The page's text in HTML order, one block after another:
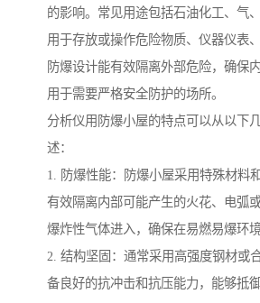
的影响。常见用途包括石油化工、气
用于存放或操作危险物质、仪器仪表
防爆设计能有效隔离外部危险，确保
用于需要严格安全防护的场所。
分析仪用防爆小屋的特点可以从以下
述：
1. 防爆性能：防爆小屋采用特殊材料
有效隔离内部可能产生的火花、电弧
爆炸性气体进入，确保在易燃易爆环
2. 结构坚固：通常采用高强度钢材或
备良好的抗冲击和抗压能力，能够抵